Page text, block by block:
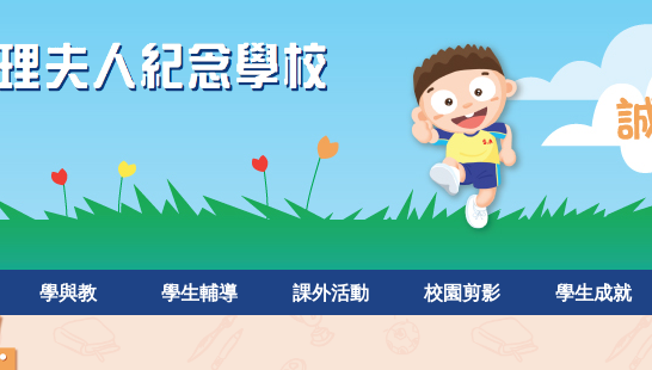
學與教 學生輔導 課外活動 校園剪影 學生成就